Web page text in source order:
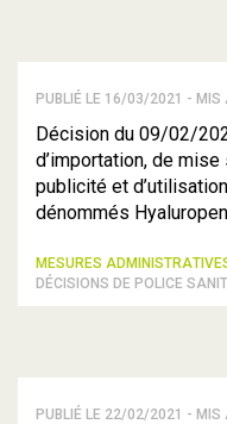
PUBLIÉ LE 16/03/2021 -
Décision du 09/02/
d’importation, de
publicité et
dénommés Hyaluropen
MESURES
DÉCISIONS DE POLICE
PUBLIÉ LE 22/02/2021 -